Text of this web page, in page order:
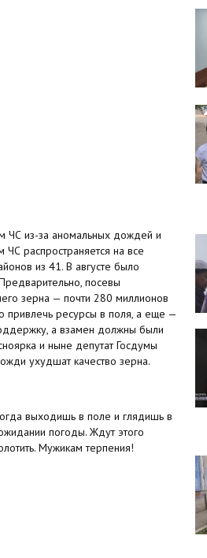
ЧС из-за аномальных дождей и
распространяется на все
из 41. В августе было
посевы
зерна — почти 280 миллионов
привлечь ресурсы в поля, а еще —
а взамен должны были
и ныне депутат Госдумы
ухудшат качество зерна.
выходишь в поле и глядишь в
погоды. Ждут этого
Мужикам терпения!